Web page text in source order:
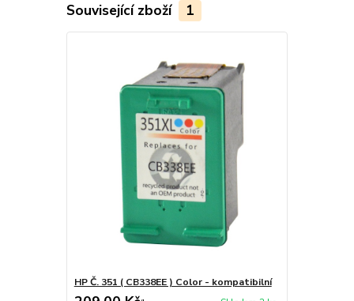
Související zboží 1
HP Č. 351 ( CB338EE ) Color - kompatibilní